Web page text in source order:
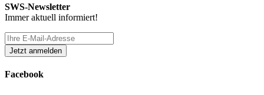
SWS-Newsletter
Immer aktuell informiert!
Facebook